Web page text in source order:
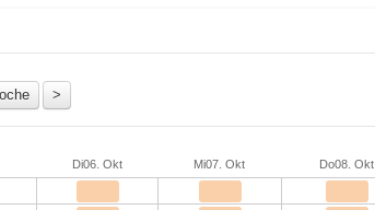
Di06. Okt Mi07. Okt Do08. Okt